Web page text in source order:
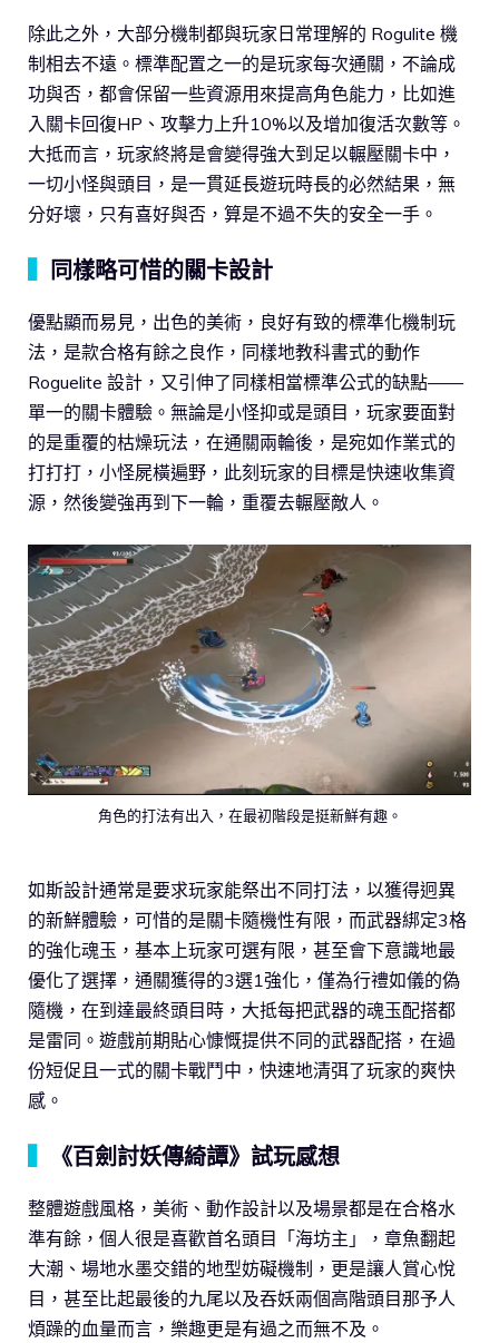
除此之外，大部分機制都與玩家日常理解的 Rogulite 機
制相去不遠。標準配置之一的是玩家每次通關，不論成
功與否，都會保留一些資源用來提高角色能力，比如進
入關卡回復HP、攻擊力上升10%以及增加復活次數等。
大抵而言，玩家終將是會變得強大到足以輾壓關卡中，
一切小怪與頭目，是一貫延長遊玩時長的必然結果，無
分好壞，只有喜好與否，算是不過不失的安全一手。
同樣略可惜的關卡設計
優點顯而易見，出色的美術，良好有致的標準化機制玩
法，是款合格有餘之良作，同樣地教科書式的動作
Roguelite 設計，又引伸了同樣相當標準公式的缺點——
單一的關卡體驗。無論是小怪抑或是頭目，玩家要面對
的是重覆的枯燥玩法，在通關兩輪後，是宛如作業式的
打打打，小怪屍橫遍野，此刻玩家的目標是快速收集資
源，然後變強再到下一輪，重覆去輾壓敵人。
角色的打法有出入，在最初階段是挺新鮮有趣。
如斯設計通常是要求玩家能祭出不同打法，以獲得迥異
的新鮮體驗，可惜的是關卡隨機性有限，而武器綁定3格
的強化魂玉，基本上玩家可選有限，甚至會下意識地最
優化了選擇，通關獲得的3選1強化，僅為行禮如儀的偽
隨機，在到達最終頭目時，大抵每把武器的魂玉配搭都
是雷同。遊戲前期貼心慷慨提供不同的武器配搭，在過
份短促且一式的關卡戰鬥中，快速地清弭了玩家的爽快
感。
《百劍討妖傳綺譚》試玩感想
整體遊戲風格，美術、動作設計以及場景都是在合格水
準有餘，個人很是喜歡首名頭目「海坊主」，章魚翻起
大潮、場地水墨交錯的地型妨礙機制，更是讓人賞心悅
目，甚至比起最後的九尾以及吞妖兩個高階頭目那予人
煩躁的血量而言，樂趣更是有過之而無不及。